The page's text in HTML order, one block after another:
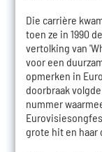
Die carrière
toen ze in 1990
vertolking van
voor een
opmerken in
doorbraak
nummer
grote hit en haar